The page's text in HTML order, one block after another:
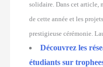
solidaire. Dans cet article,
de cette année et les
prestigieuse cérémonie.
Découvrez les
étudiants sur